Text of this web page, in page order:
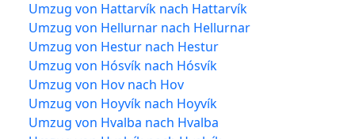
Umzug von Hattarvík nach Hattarvík
Umzug von Hellurnar nach Hellurnar
Umzug von Hestur nach Hestur
Umzug von Hósvík nach Hósvík
Umzug von Hov nach Hov
Umzug von Hoyvík nach Hoyvík
Umzug von Hvalba nach Hvalba